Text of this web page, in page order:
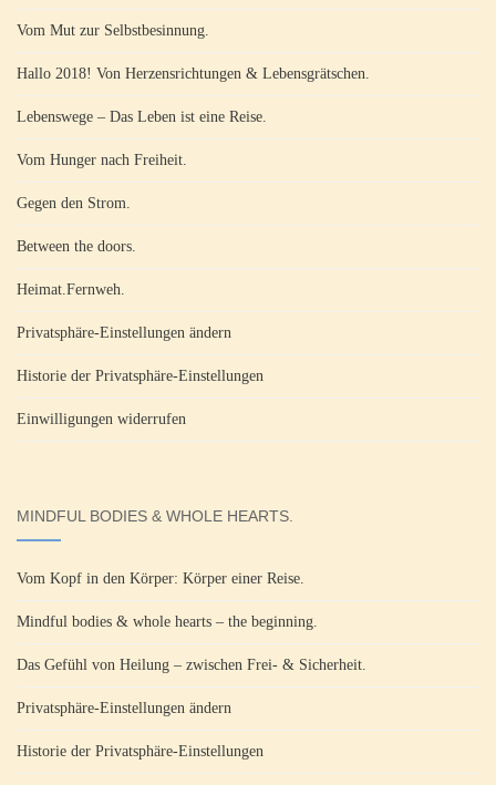
Vom Mut zur Selbstbesinnung.
Hallo 2018! Von Herzensrichtungen & Lebensgrätschen.
Lebenswege – Das Leben ist eine Reise.
Vom Hunger nach Freiheit.
Gegen den Strom.
Between the doors.
Heimat.Fernweh.
Privatsphäre-Einstellungen ändern
Historie der Privatsphäre-Einstellungen
Einwilligungen widerrufen
MINDFUL BODIES & WHOLE HEARTS.
Vom Kopf in den Körper: Körper einer Reise.
Mindful bodies & whole hearts – the beginning.
Das Gefühl von Heilung – zwischen Frei- & Sicherheit.
Privatsphäre-Einstellungen ändern
Historie der Privatsphäre-Einstellungen